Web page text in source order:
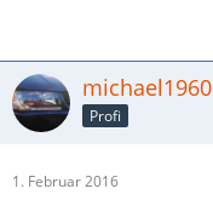
michael1960
Profi
1. Februar 2016